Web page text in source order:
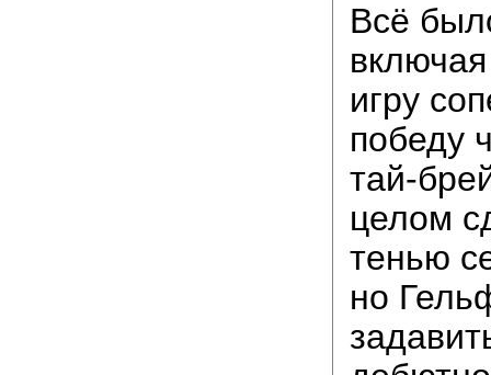
Всё
игру
победу
тай-
целом
тенью
но